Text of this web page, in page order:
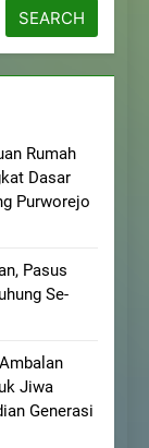
SEARCH
Rumah
Dasar
Purworejo
Pasus
Se-
Jiwa
Generasi